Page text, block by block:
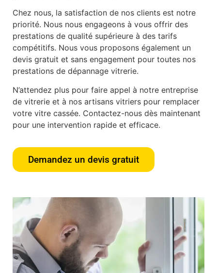
Chez nous, la satisfaction de nos clients est notre
priorité. Nous nous engageons à vous offrir des
prestations de qualité supérieure à des tarifs
compétitifs. Nous vous proposons également un
devis gratuit et sans engagement pour toutes nos
prestations de dépannage vitrerie.
N’attendez plus pour faire appel à notre entreprise
de vitrerie et à nos artisans vitriers pour remplacer
votre vitre cassée. Contactez-nous dès maintenant
pour une intervention rapide et efficace.
Demandez un devis gratuit